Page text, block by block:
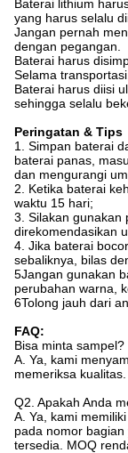
Baterai lithium
yang harus selalu
Jangan pernah
dengan pegangan.
Baterai harus
Selama
Baterai harus diisi
sehingga selalu
Peringatan & Tips
1. Simpan baterai
baterai panas,
dan mengurangi
2. Ketika baterai
waktu 15 hari;
3. Silakan gunakan
direkomendasikan
4. Jika baterai
sebaliknya, bilas
5Jangan gunakan
perubahan warna,
6Tolong jauh dari
FAQ:
Bisa minta sampel?
A. Ya, kami
memeriksa kualitas.
Q2. Apakah Anda
A. Ya, kami
pada nomor
tersedia. MOQ